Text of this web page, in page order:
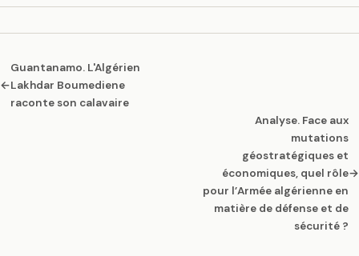
←
Guantanamo. L'Algérien
Lakhdar Boumediene
raconte son calavaire
Analyse. Face aux
mutations
géostratégiques et
économiques, quel rôle
pour l’Armée algérienne en
matière de défense et de
sécurité ?
→